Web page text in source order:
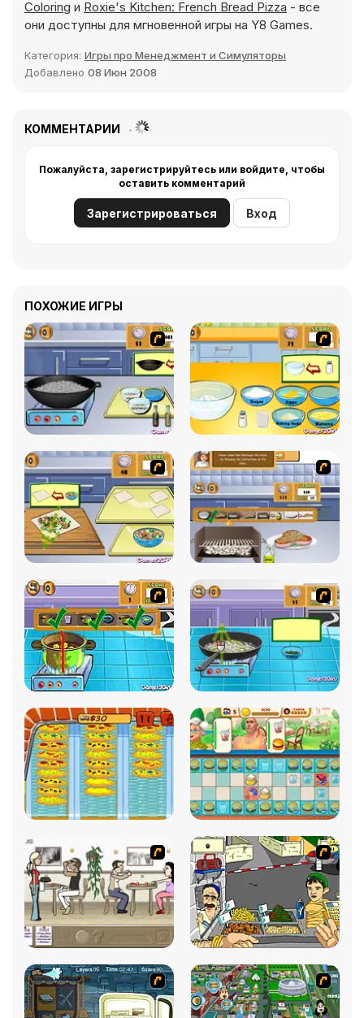
Coloring и Roxie's Kitchen: French Bread Pizza - все
они доступны для мгновенной игры на Y8 Games.
Категория: Игры про Менеджмент и Симуляторы
Добавлено 08 Июн 2008
КОММЕНТАРИИ
Пожалуйста, зарегистрируйтесь или войдите, чтобы
оставить комментарий
Зарегистрироваться Вход
ПОХОЖИЕ ИГРЫ